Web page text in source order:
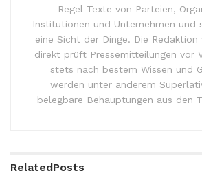
Regel Texte von Parteien,
Institutionen und Unternehmen und
eine Sicht der Dinge. Die
direkt prüft Pressemitteilungen vor
stets nach bestem Wissen und
werden unter anderem
belegbare Behauptungen aus den
RelatedPosts